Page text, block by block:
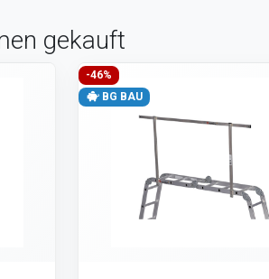
gekauft
-46%
BG BAU